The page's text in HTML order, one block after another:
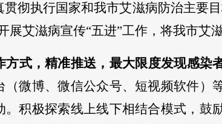
彻执行国家和我市艾滋病防治主要
展艾滋病宣传“五进”工作，将我市艾
方式，精准推送，最大限度发现感染
（微博、微信公众号、短视频软件）
。积极探索线上线下相结合模式， 鼓